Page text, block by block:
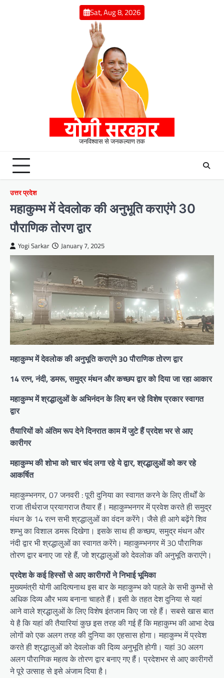
Sat, Aug 8, 2026
जनविश्वास से जनकल्याण तक
उत्तर प्रदेश
महाकुम्भ में देवलोक की अनुभूति कराएंगे 30
पौराणिक तोरण द्वार
Yogi Sarkar January 7, 2025
महाकुम्भ में देवलोक की अनुभूति कराएंगे 30 पौराणिक तोरण द्वार
14 रत्न, नंदी, डमरू, समुद्र मंथन और कच्छप द्वार को दिया जा रहा आकार
महाकुम्भ में श्रद्धालुओं के अभिनंदन के लिए बन रहे विशेष प्रकार स्वागत
द्वार
तैयारियों को अंतिम रूप देने दिनरात काम में जुटे हैं प्रदेश भर से आए
कारीगर
महाकुम्भ की शोभा को चार चंद लगा रहे ये द्वार, श्रद्धालुओं को कर रहे
आकर्षित
महाकुम्भनगर, 07 जनवरी : पूरी दुनिया का स्वागत करने के लिए तीर्थों के
राजा तीर्थराज प्रयागराज तैयार हैं। महाकुम्भनगर में प्रवेश करते ही समुद्र
मंथन के 14 रत्न सभी श्रद्धालुओं का वंदन करेंगे। जैसे ही आगे बढ़ेंगे शिव
शम्भु का विशाल डमरू दिखेगा। इसके साथ ही कच्छप, समुद्र मंथन और
नंदी द्वार भी श्रद्धालुओं का स्वागत करेंगे। महाकुम्भनगर में 30 पौराणिक
तोरण द्वार बनाए जा रहे हैं, जो श्रद्धालुओं को देवलोक की अनुभूति कराएंगे।
प्रदेश के कई हिस्सों से आए कारीगरों ने निभाई भूमिका
मुख्यमंत्री योगी आदित्यनाथ इस बार के महाकुम्भ को पहले के सभी कुम्भों से
अधिक दिव्य और भव्य बनाना चाहते हैं। इसी के तहत देश दुनिया से यहां
आने वाले श्रद्धालुओं के लिए विशेष इंतजाम किए जा रहे हैं। सबसे खास बात
ये है कि यहां की तैयारियां कुछ इस तरह की गई हैं कि महाकुम्भ की आभा देख
लोगों को एक अलग तरह की दुनिया का एहसास होगा। महाकुम्भ में प्रवेश
करते ही श्रद्धालुओं को देवलोक की दिव्य अनुभूति होगी। यहां 30 अलग
अलग पौराणिक महत्व के तोरण द्वार बनाए गए हैं। प्रदेशभर से आए कारीगरों
ने पूरे उत्साह से इसे अंजाम दिया है।